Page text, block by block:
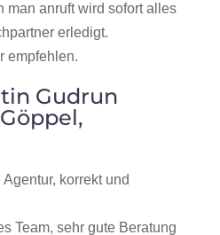
man anruft wird sofort alles
erledigt.
empfehlen.
Gudrun
korrekt und
Team, sehr gute Beratung